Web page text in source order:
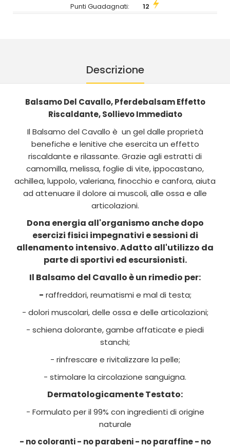
Punti Guadagnati: 12
Descrizione
Balsamo Del Cavallo, Pferdebalsam Effetto
Riscaldante, Sollievo Immediato
Il Balsamo del Cavallo è un gel dalle proprietà
benefiche e lenitive che esercita un effetto
riscaldante e rilassante. Grazie agli estratti di
camomilla, melissa, foglie di vite, ippocastano,
achillea, luppolo, valeriana, finocchio e canfora, aiuta
ad attenuare il dolore ai muscoli, alle ossa e alle
articolazioni.
Dona energia all'organismo anche dopo
esercizi fisici impegnativi e sessioni di
allenamento intensivo. Adatto all'utilizzo da
parte di sportivi ed escursionisti.
Il Balsamo del Cavallo è un rimedio per:
- raffreddori, reumatismi e mal di testa;
- dolori muscolari, delle ossa e delle articolazioni;
- schiena dolorante, gambe affaticate e piedi
stanchi;
- rinfrescare e rivitalizzare la pelle;
- stimolare la circolazione sanguigna.
Dermatologicamente Testato:
- Formulato per il 99% con ingredienti di origine
naturale
- no coloranti - no parabeni - no paraffine - no